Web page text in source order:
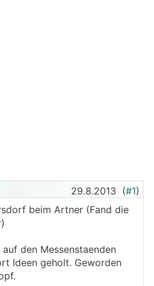
29.8.2013 (#1)
beim Artner (Fand die
den Messenstaenden
Ideen geholt. Geworden